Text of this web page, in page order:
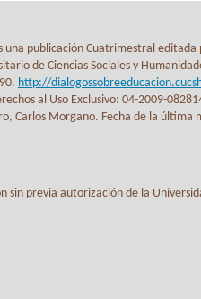
publicación Cuatrimestral
de Ciencias Sociales y
http://
al Uso Exclusivo: 04-2009-
Carlos Morgano. Fecha de la
previa autorización de la